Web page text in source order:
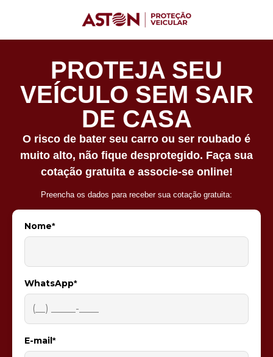
PROTEJA SEU
VEÍCULO SEM SAIR
DE CASA
O risco de bater seu carro ou ser roubado é
muito alto, não fique desprotegido. Faça sua
cotação gratuita e associe-se online!
Preencha os dados para receber sua cotação gratuita:
Nome*
WhatsApp*
E-mail*